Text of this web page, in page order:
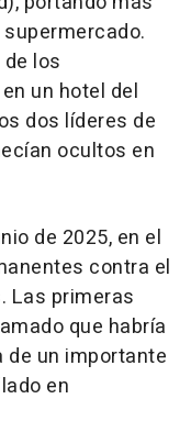
los
un hotel del
dos líderes de
ocultos en
de 2025, en el
contra el
Las primeras
que habría
de un importante
en